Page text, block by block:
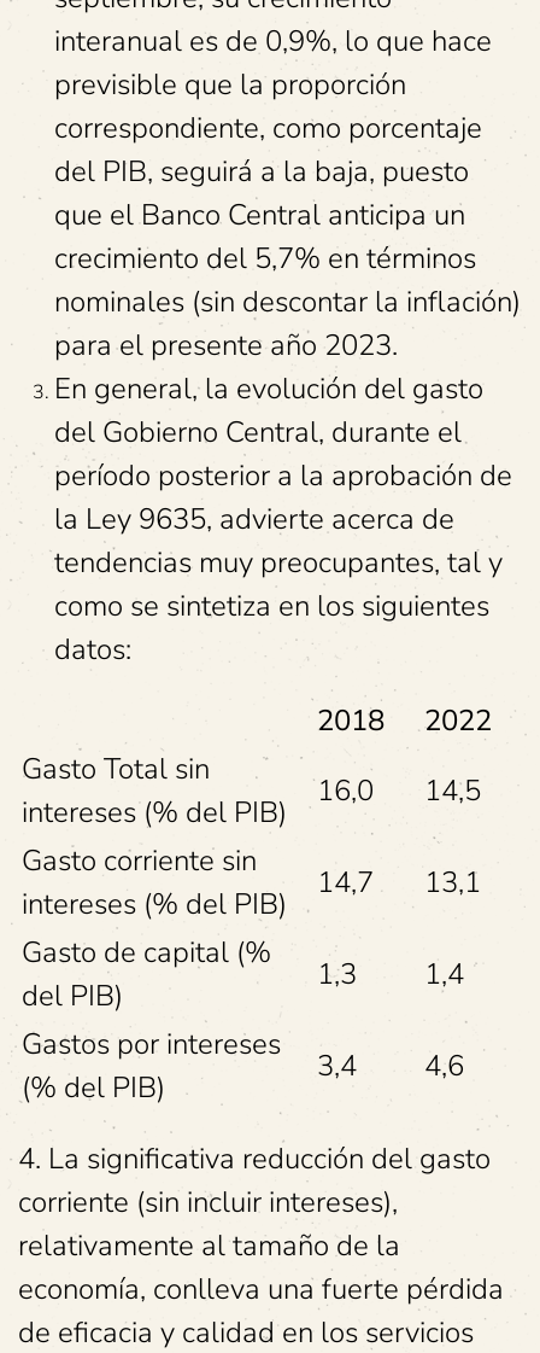
interanual es de 0,9%, lo que hace
previsible que la proporción
correspondiente, como porcentaje
del PIB, seguirá a la baja, puesto
que el Banco Central anticipa un
crecimiento del 5,7% en términos
nominales (sin descontar la inflación)
para el presente año 2023.
En general, la evolución del gasto
del Gobierno Central, durante el
período posterior a la aprobación de
la Ley 9635, advierte acerca de
tendencias muy preocupantes, tal y
como se sintetiza en los siguientes
datos:
2018
2022
Gasto Total sin
intereses (% del PIB)
16,0
14,5
Gasto corriente sin
intereses (% del PIB)
14,7
13,1
Gasto de capital (%
del PIB)
1,3
1,4
Gastos por intereses
(% del PIB)
3,4 4,6
4. La significativa reducción del gasto
corriente (sin incluir intereses),
relativamente al tamaño de la
economía, conlleva una fuerte pérdida
de eficacia y calidad en los servicios